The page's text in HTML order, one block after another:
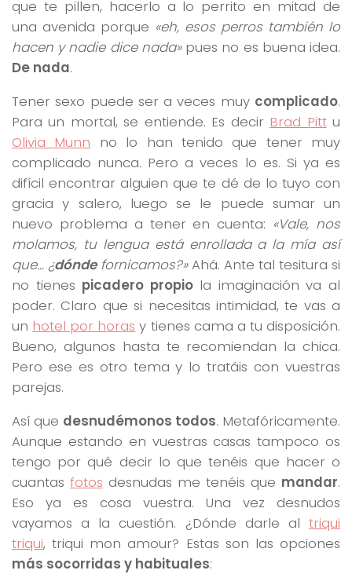
que te pillen, hacerlo a lo perrito en mitad de
una avenida porque «eh, esos perros también lo
hacen y nadie dice nada»pues no es buena idea.
De nada.
Tener sexo puede ser a veces muy complicado.
Para un mortal, se entiende. Es decir Brad Pittu
Olivia Munn no lo han tenido que tener muy
complicado nunca. Pero a veces lo es. Si ya es
difícil encontrar alguien que te dé de lo tuyo con
gracia y salero, luego se le puede sumar un
nuevo problema a tener en cuenta: «Vale, nos
molamos, tu lengua está enrollada a la mía así
que… ¿dóndefornicamos?»Ahá. Ante tal tesitura si
no tienes picadero propiola imaginación va al
poder. Claro que si necesitas intimidad, te vas a
un hotel por horas y tienes cama a tu disposición.
Bueno, algunos hasta te recomiendan la chica.
Pero ese es otro tema y lo tratáis con vuestras
parejas.
Así que desnudémonos todos. Metafóricamente.
Aunque estando en vuestras casas tampoco os
tengo por qué decir lo que tenéis que hacer o
cuantas fotos desnudas me tenéis que mandar.
Eso ya es cosa vuestra. Una vez desnudos
vayamos a la cuestión. ¿Dónde darle al triqui
triqui, triqui mon amour? Estas son las opciones
más socorridas y habituales: